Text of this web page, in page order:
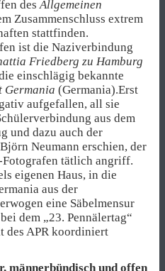
desAllgemeinen
Zusammenschluss extrem
stattfinden.
ist die Naziverbindung
Friedberg zu Hamburg
einschlägig bekannte
Germania (Germania).Erst
aufgefallen, all sie
aus dem
und dazu auch der
Neumann erschien, der
Fotografen tätlich angriff.
eigenen Haus, in die
aus der
eine Säbelmensur
dem „23. Pennälertag“
des APR koordiniert
männerbündisch und offen